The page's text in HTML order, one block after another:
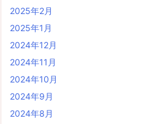
2025年2月
2025年1月
2024年12月
2024年11月
2024年10月
2024年9月
2024年8月